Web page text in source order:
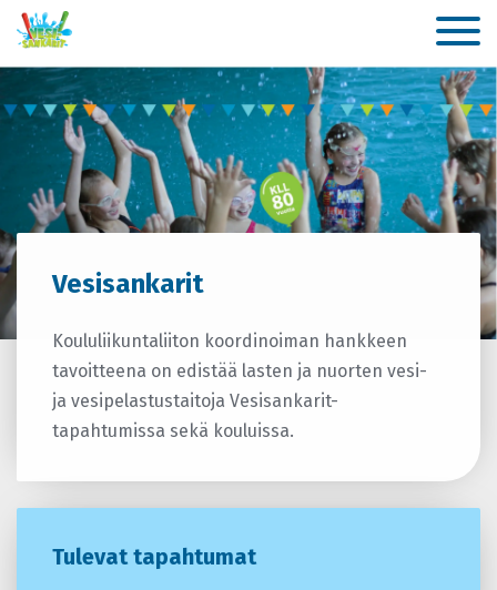
Vesisankarit
Koululiikuntaliiton koordinoiman hankkeen
tavoitteena on edistää lasten ja nuorten vesi-
ja vesipelastustaitoja Vesisankarit-
tapahtumissa sekä kouluissa.
Tulevat tapahtumat